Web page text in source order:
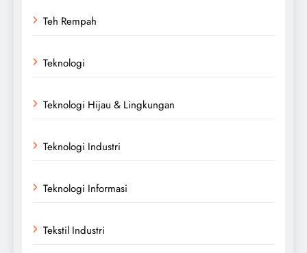
Teh Rempah
Teknologi
Teknologi Hijau & Lingkungan
Teknologi Industri
Teknologi Informasi
Tekstil Industri